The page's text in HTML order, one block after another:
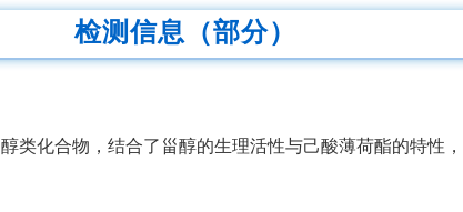
检测信息（部分）
类化合物，结合了甾醇的生理活性与己酸薄荷酯的特性